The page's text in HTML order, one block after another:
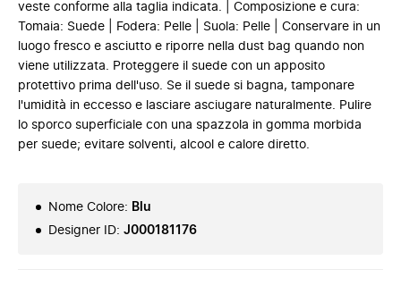
veste conforme alla taglia indicata. | Composizione e cura:
Tomaia: Suede | Fodera: Pelle | Suola: Pelle | Conservare in un
luogo fresco e asciutto e riporre nella dust bag quando non
viene utilizzata. Proteggere il suede con un apposito
protettivo prima dell'uso. Se il suede si bagna, tamponare
l'umidità in eccesso e lasciare asciugare naturalmente. Pulire
lo sporco superficiale con una spazzola in gomma morbida
per suede; evitare solventi, alcool e calore diretto.
Nome Colore: Blu
Designer ID: J000181176